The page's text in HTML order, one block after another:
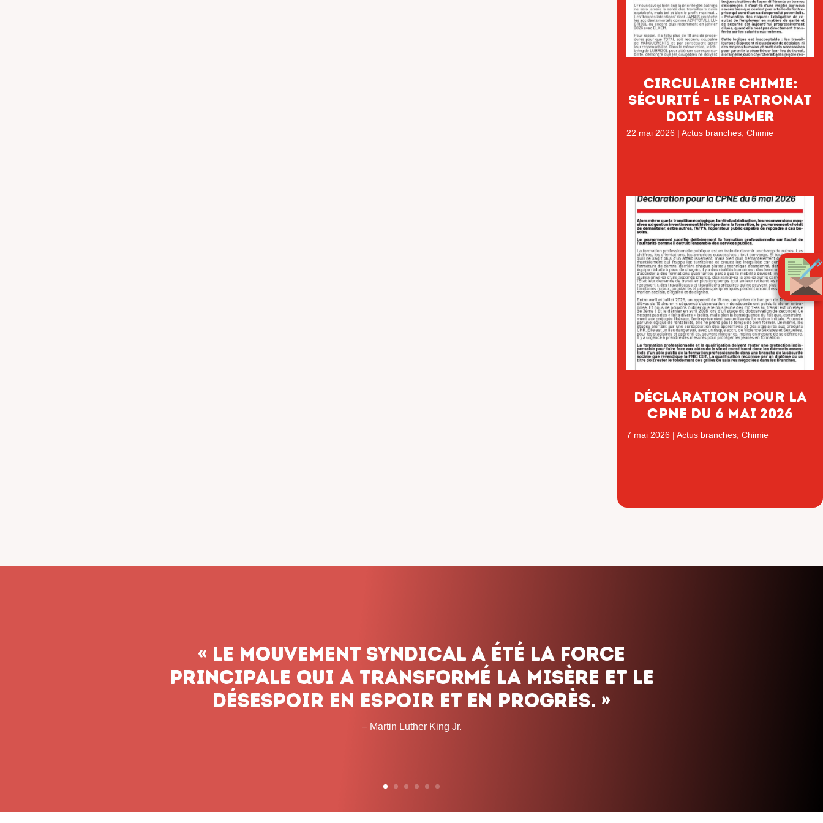
Circulaire chimie:
Sécurité – Le patronat
doit assumer
22 mai 2026 | Actus branches Chimie
Déclaration pour la
CPNE du 6 mai 2026
7 mai 2026 | Actus branches, Chimie
« Le syndicalisme ne renonce jamais. Nous
n’abandonnons pas le combat, quels que
soient les obstacles et peu importe le
temps que cela prendra. »